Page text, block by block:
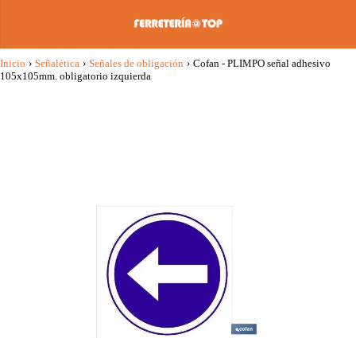
Inicio › Señalética › Señales de obligación › Cofan - PLIMPO señal adhesivo
105x105mm. obligatorio izquierda